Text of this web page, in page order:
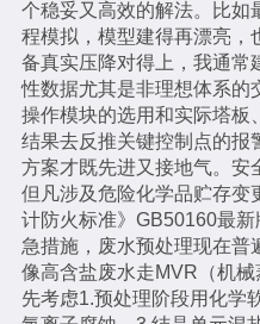
个稳妥又高效的解法。比
程模拟，模型建得再漂亮，
备真实压降对得上，我通常
性数据尤其是非理想体系的
操作模块的选用和实际塔板
结果去反推关键控制点的报
方案才既先进又接地气。安
但凡涉及危险化学品贮存变
计防火标准》GB50160最
急措施，废水预处理现在普
像高含盐废水走MVR（机
先考虑1.预处理阶段用化学